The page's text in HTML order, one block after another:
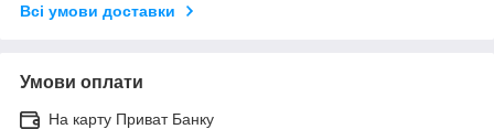
Всі умови доставки
Умови оплати
На карту Приват Банку